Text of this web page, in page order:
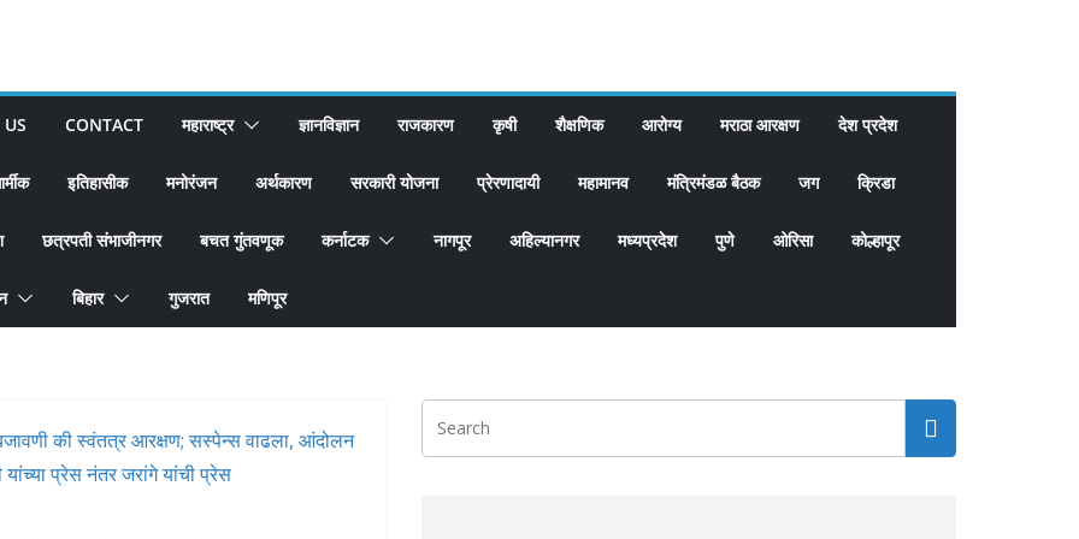
CONTACT महाराष्ट्र ज्ञानविज्ञान राजकारण कृषी शैक्षणिक आरोग्य मराठा आरक्षण देश प्रदेश
इतिहासीक मनोरंजन अर्थकारण सरकारी योजना प्रेरणादायी महामानव मंत्रिमंडळ बैठक जग क्रिडा
छत्रपती संभाजीनगर बचत गुंतवणूक कर्नाटक नागपूर अहिल्यानगर मध्यप्रदेश पुणे ओरिसा कोल्हापूर
बिहार गुजरात मणिपूर